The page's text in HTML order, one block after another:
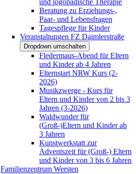
Beratung zu Erziehungs-,
Paar- und Lebensfragen
Tagespflege für Kinder
Veranstaltungen FZ Daimlerstraße
Dropdown umschalten
Fledermaus-Abend für Eltern
und Kinder ab 4 Jahren
Elternstart NRW Kurs (2-
2026)
Musikzwerge - Kurs für
Eltern und Kinder von 2 bis 3
Jahren (3-2026)
Waldwunder für
(Groß-)Eltern und Kinder ab
3 Jahren
Kunstwerkstatt zur
Adventszeit für (Groß-) Eltern
und Kinder von 3 bis 6 Jahren
Familienzentrum Wersten